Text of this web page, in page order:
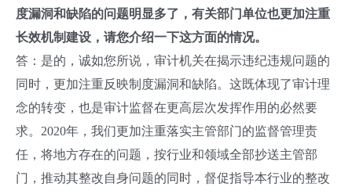
度漏洞和缺陷的问题明显多了，有关部门单位也更加注重
长效机制建设，请您介绍一下这方面的情况。
答：是的，诚如您所说，审计机关在揭示违纪违规问题的
同时，更加注重反映制度漏洞和缺陷。这既体现了审计理
念的转变，也是审计监督在更高层次发挥作用的必然要
求。2020年，我们更加注重落实主管部门的监督管理责
任，将地方存在的问题，按行业和领域全部抄送主管部
门，推动其整改自身问题的同时，督促指导本行业的整改